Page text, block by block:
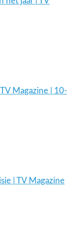
Magazine | 10-
| TV Magazine